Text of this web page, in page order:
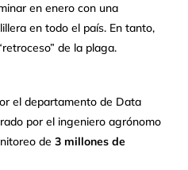
en enero con una
en todo el país. En tanto,
de la plaga.
el departamento de Data
por el ingeniero agrónomo
de3 millones de